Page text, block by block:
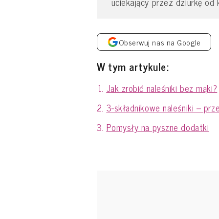
Obserwuj nas na Google
W tym artykule:
Jak zrobić naleśniki bez mąki?
3-składnikowe naleśniki –
Pomysły na pyszne dodatki